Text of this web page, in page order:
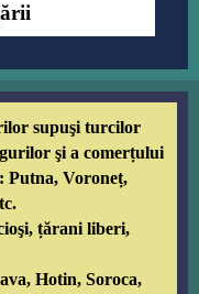
supuşi turcilor
şi a comerțului
Putna, Voroneț,
țărani liberi,
Hotin, Soroca,